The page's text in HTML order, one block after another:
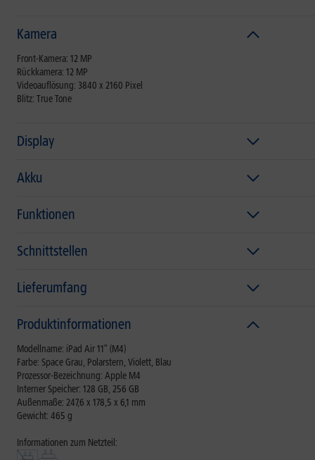
Kamera
Front-Kamera: 12 MP
Rückkamera: 12 MP
Videoauflösung: 3840 x 2160 Pixel
Blitz: True Tone
Display
Akku
Funktionen
Schnittstellen
Lieferumfang
Produktinformationen
Modellname: iPad Air 11" (M4)
Farbe: Space Grau, Polarstern, Violett, Blau
Prozessor-Bezeichnung: Apple M4
Interner Speicher: 128 GB, 256 GB
Außenmaße: 247,6 x 178,5 x 6,1 mm
Gewicht: 465 g
Informationen zum Netzteil: